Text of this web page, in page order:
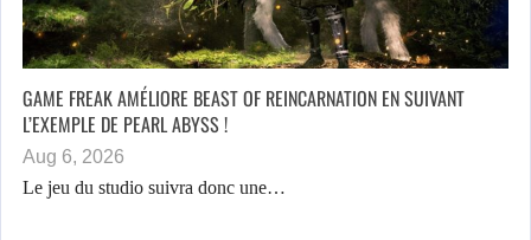
GAME FREAK AMÉLIORE BEAST OF REINCARNATION EN SUIVANT
L’EXEMPLE DE PEARL ABYSS !
Aug 6, 2026
Le jeu du studio suivra donc une…